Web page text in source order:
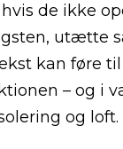
de ikke
utætte
kan føre
– og i
og loft.